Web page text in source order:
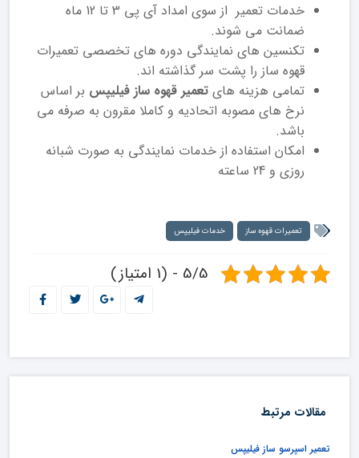
خدمات تعمیر از سوی امداد آی پی 3 تا 12 ماه
ضمانت می شوند.
تکنسین های نمایندگی دوره های تخصصی تعمیرات
قهوه ساز را پشت سر گذاشته اند.
تمامی هزینه های تعمیر قهوه ساز فیلیپس بر اساس
نرخ های مصوبه اتحادیه و کاملا مقرون به صرفه می
باشد.
امکان استفاده از خدمات نمایندگی به صورت شبانه
روزی و 24 ساعته
تعمیرات قهوه ساز خدمات فیلیپس
5/5 - (1 امتیاز)
مقالات مرتبط
تعمیر اسپرسو ساز فیلیپس